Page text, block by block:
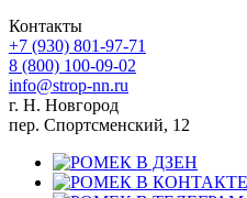
Контакты
+7 (930) 801-97-71
8 (800) 100-09-02
info@strop-nn.ru
г. Н. Новгород
пер. Спортсменский, 12